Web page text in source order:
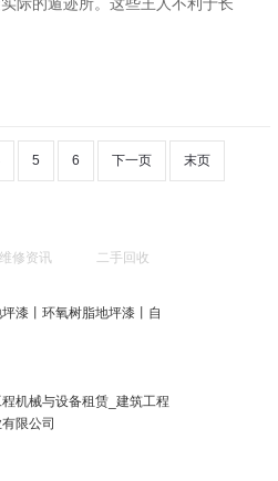
5 6 下一页 末页
维修资讯 二手回收
漆丨环氧树脂地坪漆丨自
机械与设备租赁_建筑工程
限公司